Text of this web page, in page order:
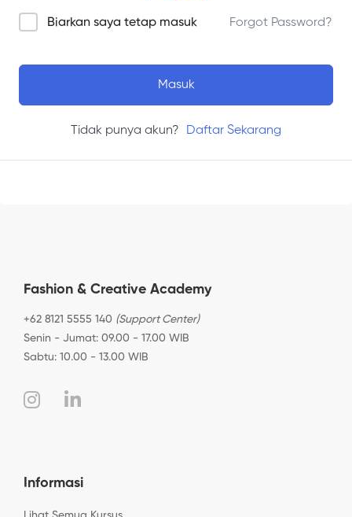
Biarkan saya tetap masuk Forgot Password?
Masuk
Tidak punya akun? Daftar Sekarang
Fashion & Creative Academy
+62 8121 5555 140 (Support Center)
Senin - Jumat: 09.00 - 17.00 WIB
Sabtu: 10.00 - 13.00 WIB
Informasi